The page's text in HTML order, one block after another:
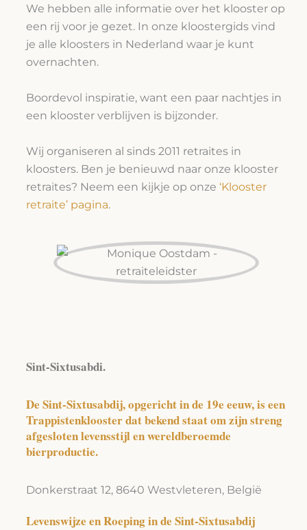
We hebben alle informatie over het klooster op
een rij voor je gezet. In onze kloostergids vind
je alle kloosters in Nederland waar je kunt
overnachten.
Boordevol inspiratie, want een paar nachtjes in
een klooster verblijven is bijzonder.
Wij organiseren al sinds 2011 retraites in
kloosters. Ben je benieuwd naar onze klooster
retraites? Neem een kijkje op onze ‘Klooster
retraite’ pagina.
Sint-Sixtusabdi.
De Sint-Sixtusabdij, opgericht in de 19e eeuw, is een
Trappistenklooster dat bekend staat om zijn streng
afgesloten levensstijl en wereldberoemde
bierproductie.
Donkerstraat 12, 8640 Westvleteren, België
Levenswijze en Roeping in de Sint-Sixtusabdij